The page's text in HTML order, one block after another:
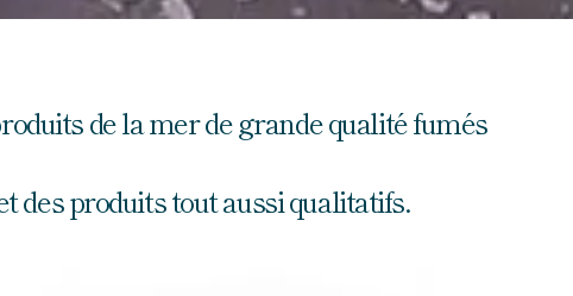
de la mer de grande qualité fumés
des produits tout aussi qualitatifs.